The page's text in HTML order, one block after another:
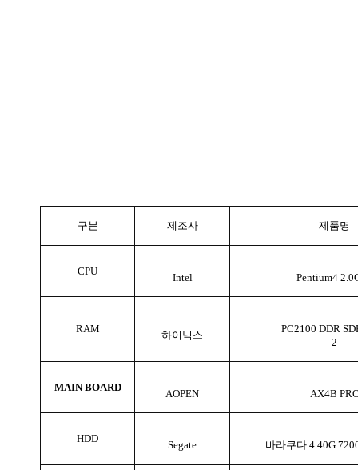
구분 제조사 제품명
CPU
Intel Pentium4
RAM
하이닉스
PC2100 DDR
2
MAIN BOARD
AOPEN AX4B
HDD
Segate 바라쿠다 4 40G